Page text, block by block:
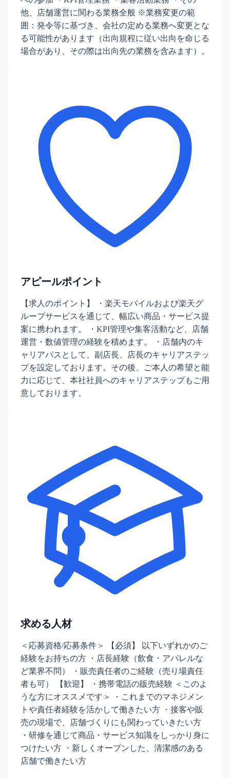
他、店舗運営に関わる業務全般 ※業務変更の範
囲：発令等に基づき、会社の定める業務へ変更とな
る可能性があります（出向規程に従い出向を命じる
場合があり、その際は出向先の業務を含みます）。
アピールポイント
【求人のポイント】 ・楽天モバイルおよび楽天グ
ループサービスを通じて、幅広い商品・サービス提
案に携われます。 ・KPI管理や集客活動など、店舗
運営・数値管理の経験を積めます。 ・店舗内のキ
ャリアパスとして、副店長、店長のキャリアステッ
プを設定しております。その後、ご本人の希望と能
力に応じて、本社社員へのキャリアステップもご用
意しております。
求める人材
＜応募資格/応募条件＞ 【必須】 以下いずれかのご
経験をお持ちの方 ・店長経験（飲食・アパレルな
ど業界不問） ・販売責任者のご経験（売り場責任
者も可） 【歓迎】 ・携帯電話の販売経験 ＜このよ
うな方にオススメです＞ ・これまでのマネジメン
トや責任者経験を活かして働きたい方 ・接客や販
売の現場で、店舗づくりにも関わっていきたい方
・研修を通じて商品・サービス知識をしっかり身に
つけたい方 ・新しくオープンした、清潔感のある
店舗で働きたい方